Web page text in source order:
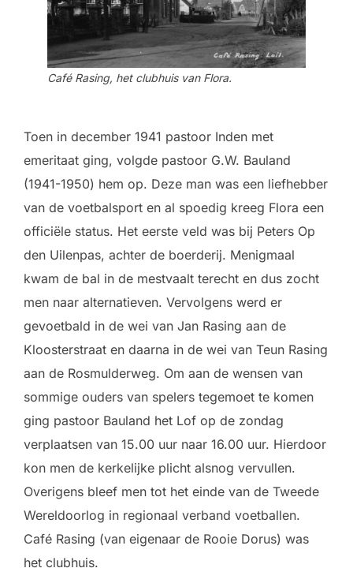
Café Rasing, het clubhuis van Flora.
Toen in december 1941 pastoor Inden met
emeritaat ging, volgde pastoor G.W. Bauland
(1941-1950) hem op. Deze man was een liefhebber
van de voetbalsport en al spoedig kreeg Flora een
officiële status. Het eerste veld was bij Peters Op
den Uilenpas, achter de boerderij. Menigmaal
kwam de bal in de mestvaalt terecht en dus zocht
men naar alternatieven. Vervolgens werd er
gevoetbald in de wei van Jan Rasing aan de
Kloosterstraat en daarna in de wei van Teun Rasing
aan de Rosmulderweg. Om aan de wensen van
sommige ouders van spelers tegemoet te komen
ging pastoor Bauland het Lof op de zondag
verplaatsen van 15.00 uur naar 16.00 uur. Hierdoor
kon men de kerkelijke plicht alsnog vervullen.
Overigens bleef men tot het einde van de Tweede
Wereldoorlog in regionaal verband voetballen.
Café Rasing (van eigenaar de Rooie Dorus) was
het clubhuis.